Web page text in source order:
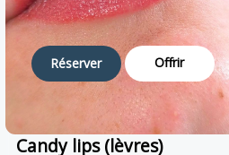
Réserver Offrir
Candy lips (lèvres)